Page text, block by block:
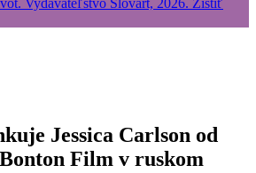
Jessica Carlson od
Film v ruskom